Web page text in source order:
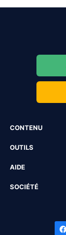
CONTENU
OUTILS
AIDE
SOCIÉTÉ